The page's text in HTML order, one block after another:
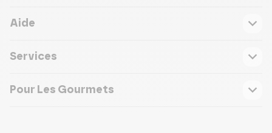
Aide
Services
Pour Les Gourmets